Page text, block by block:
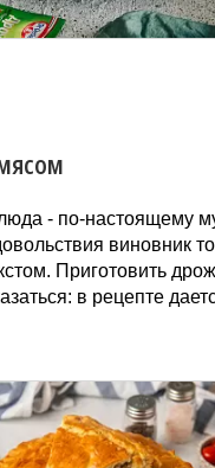
- по-настоящему
виновник
Приготовить
в рецепте